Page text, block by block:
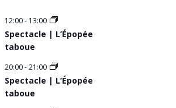
12:00- 13:00
Spectacle | L’Épopée
taboue
20:00-21:00
Spectacle | L’Épopée
taboue